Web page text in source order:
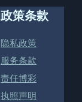
政策条款
隐私政策
服务条款
责任博彩
执照声明